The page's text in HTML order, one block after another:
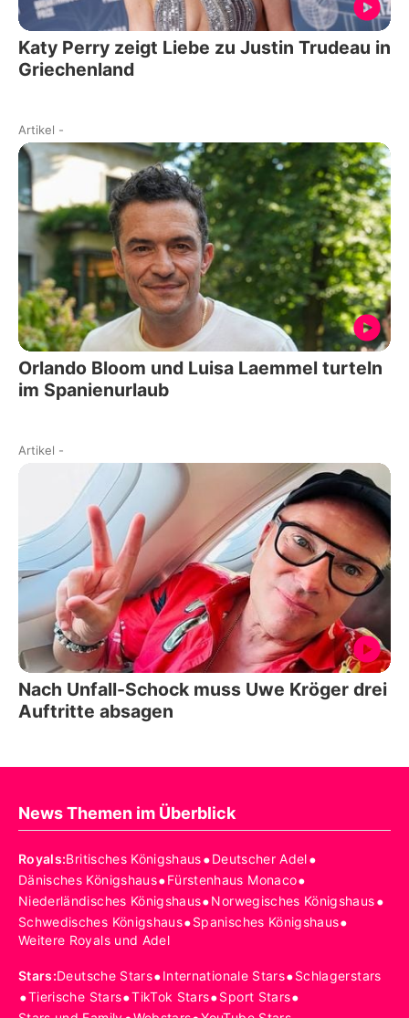
Katy Perry zeigt Liebe zu Justin Trudeau in
Griechenland
Artikel -
Orlando Bloom und Luisa Laemmel turteln
im Spanienurlaub
Artikel -
Nach Unfall-Schock muss Uwe Kröger drei
Auftritte absagen
News Themen im Überblick
Royals:Britisches Königshaus•Deutscher Adel•
Dänisches Königshaus•Fürstenhaus Monaco•
Niederländisches Königshaus•Norwegisches Königshaus•
Schwedisches Königshaus•Spanisches Königshaus•
Weitere Royals und Adel
Stars:Deutsche Stars•Internationale Stars•Schlagerstars
•Tierische Stars•TikTok Stars•Sport Stars•